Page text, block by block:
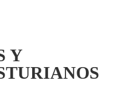
Y